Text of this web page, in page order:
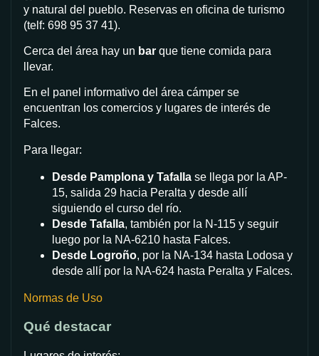
y natural del pueblo. Reservas en oficina de turismo
(telf: 698 95 37 41).
Cerca del área hay un bar que tiene comida para
llevar.
En el panel informativo del área cámper se
encuentran los comercios y lugares de interés de
Falces.
Para llegar:
Desde Pamplona y Tafalla se llega por la AP-
15, salida 29 hacia Peralta y desde allí
siguiendo el curso del río.
Desde Tafalla, también por la N-115 y seguir
luego por la NA-6210 hasta Falces.
Desde Logroño, por la NA-134 hasta Lodosa y
desde allí por la NA-624 hasta Peralta y Falces.
Normas de Uso
Qué destacar